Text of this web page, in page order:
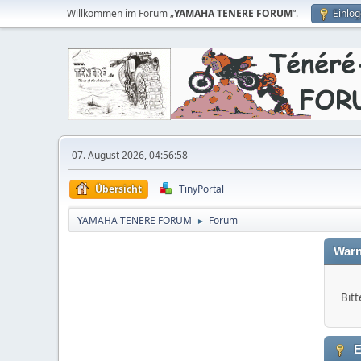
Willkommen im Forum „YAMAHA TENERE FORUM“.
07. August 2026, 04:56:58
Übersicht TinyPortal
YAMAHA TENERE FORUM ► Forum